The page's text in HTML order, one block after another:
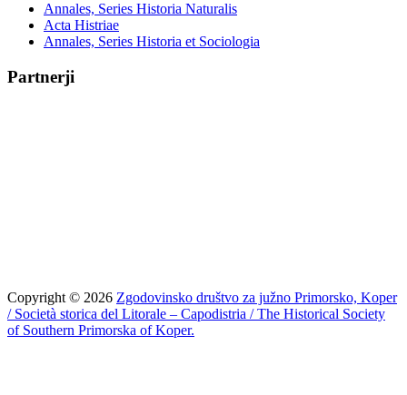
Annales, Series Historia Naturalis
Acta Histriae
Annales, Series Historia et Sociologia
Partnerji
Copyright © 2026 Zgodovinsko društvo za južno Primorsko, Koper
/ Società storica del Litorale – Capodistria / The Historical Society
of Southern Primorska of Koper.